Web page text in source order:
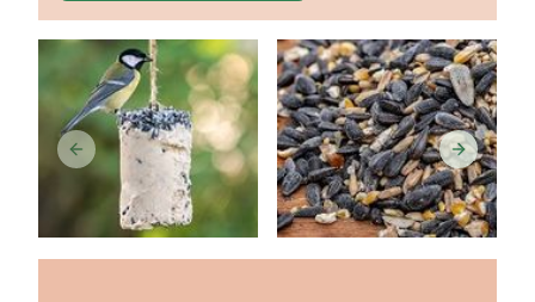
KØB FEDTSØJLER KØB FUGLEFRØ